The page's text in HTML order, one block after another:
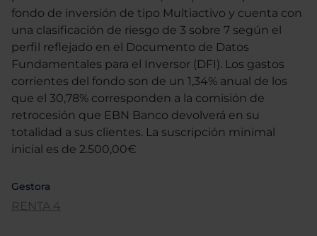
fondo de inversión de tipo Multiactivo y cuenta con
una clasificación de riesgo de 3 sobre 7 según el
perfil reflejado en el Documento de Datos
Fundamentales para el Inversor (DFI). Los gastos
corrientes del fondo son de un 1,34% anual de los
que el 30,78% corresponden a la comisión de
retrocesión que EBN Banco devolverá en su
totalidad a sus clientes. La suscripción minimal
inicial es de 2.500,00€
Gestora
RENTA 4